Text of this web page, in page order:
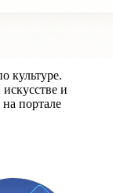
культуре.
и
портале